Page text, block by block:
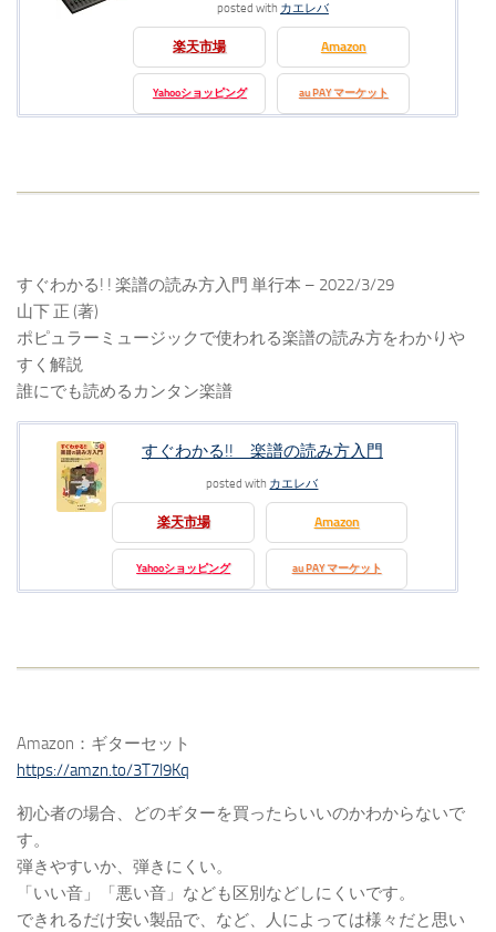
posted with カエレバ
楽天市場 Amazon
Yahooショッピング au PAY マーケット
すぐわかる! ! 楽譜の読み方入門 単行本 – 2022/3/29
山下 正 (著)
ポピュラーミュージックで使われる楽譜の読み方をわかりや
すく解説
誰にでも読めるカンタン楽譜
すぐわかる!! 楽譜の読み方入門
posted with カエレバ
楽天市場 Amazon
Yahooショッピング au PAY マーケット
Amazon：ギターセット
https://amzn.to/3T7l9Kq
初心者の場合、どのギターを買ったらいいのかわからないで
す。
弾きやすいか、弾きにくい。
「いい音」「悪い音」なども区別などしにくいです。
できれるだけ安い製品で、など、人によっては様々だと思い